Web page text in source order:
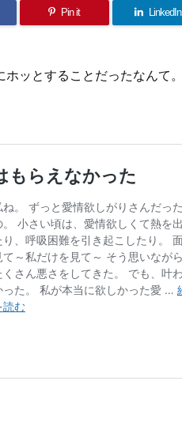
Pin it LinkedIn
ッとすることだったなんて。